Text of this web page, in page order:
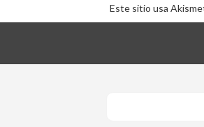
Este sitio usa